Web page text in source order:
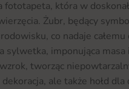
fototapeta, która w
Żubr, będący
co nadaje całemu
sylwetka, imponująca masa i
tworząc
ale także hołd dla